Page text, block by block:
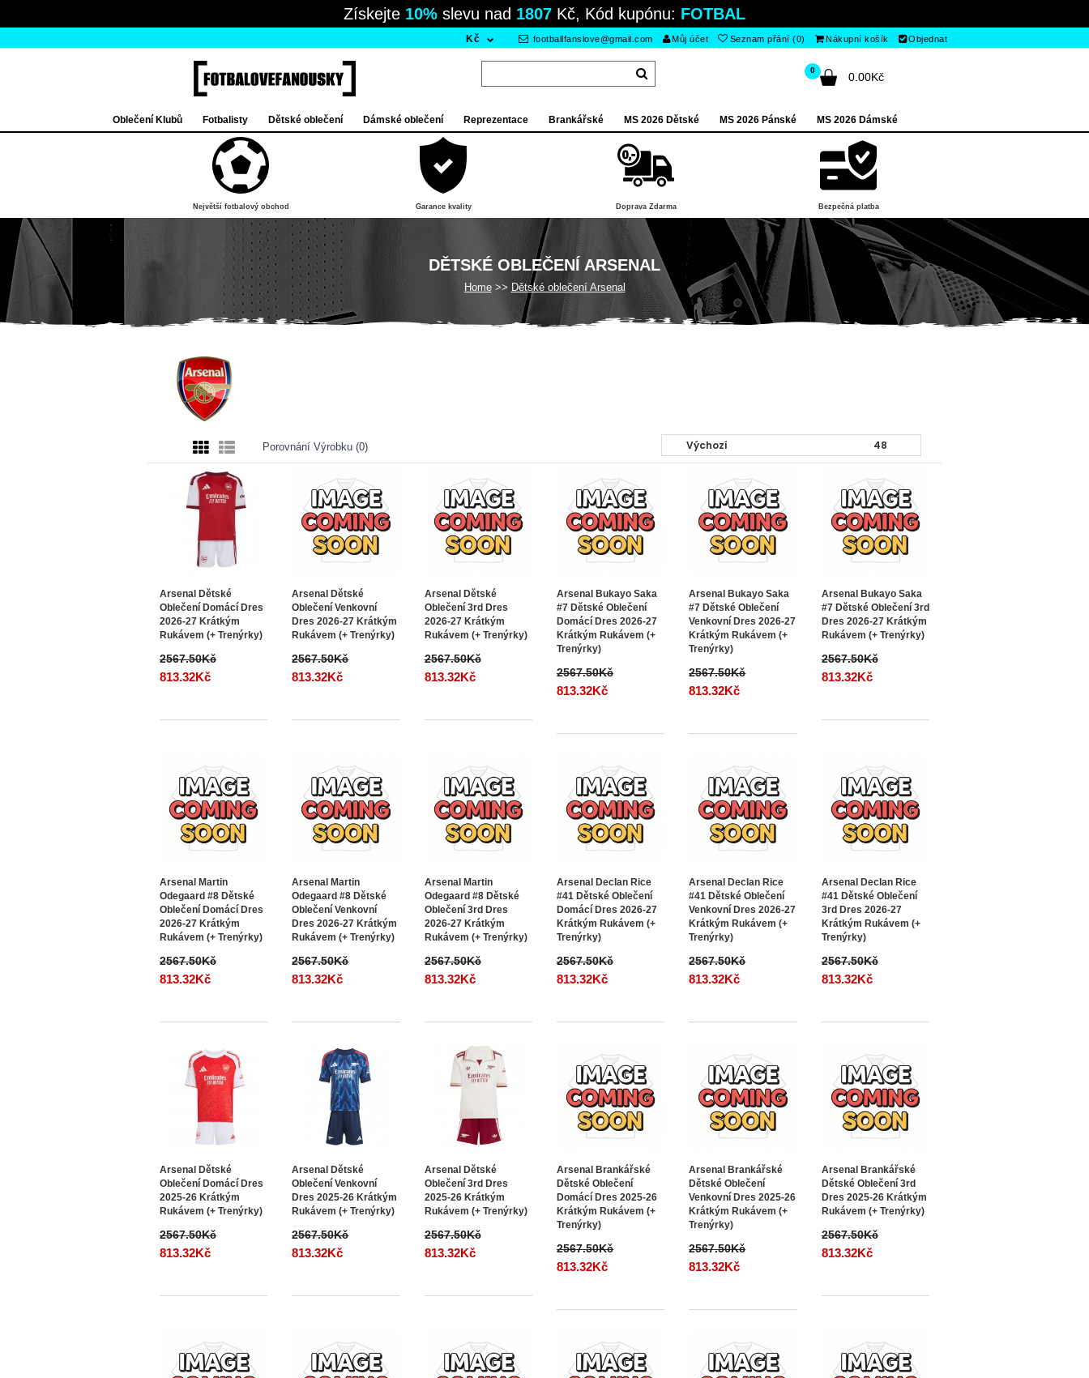
Získejte 10% slevu nad 1807 Kč, Kód kupónu: FOTBAL
Kč footballfanslove@gmail.com Můj účet Seznam přání (0) Nákupní košík Objednat
0
0.00Kč
Oblečení Klubů Fotbalisty Dětské oblečení Dámské oblečení Reprezentace Brankářské MS 2026 Dětské MS 2026 Pánské MS 2026 Dámské
Největší fotbalový obchod Garance kvality Doprava Zdarma Bezpečná platba
DĚTSKÉ OBLEČENÍ ARSENAL
Home Dětské oblečení Arsenal
Porovnání Výrobku (0)
Arsenal Dětské
Oblečení Domácí Dres
2026-27 Krátkým
Rukávem (+ Trenýrky)
2567.50Kč
813.32Kč
Arsenal Dětské
Oblečení Venkovní
Dres 2026-27 Krátkým
Rukávem (+ Trenýrky)
2567.50Kč
813.32Kč
Arsenal Dětské
Oblečení 3rd Dres
2026-27 Krátkým
Rukávem (+ Trenýrky)
2567.50Kč
813.32Kč
Arsenal Bukayo Saka
#7 Dětské Oblečení
Domácí Dres 2026-27
Krátkým Rukávem (+
Trenýrky)
2567.50Kč
813.32Kč
Arsenal Bukayo Saka
#7 Dětské Oblečení
Venkovní Dres 2026-27
Krátkým Rukávem (+
Trenýrky)
2567.50Kč
813.32Kč
Arsenal Bukayo Saka
#7 Dětské Oblečení 3rd
Dres 2026-27 Krátkým
Rukávem (+ Trenýrky)
2567.50Kč
813.32Kč
Arsenal Martin
Odegaard #8 Dětské
Oblečení Domácí Dres
2026-27 Krátkým
Rukávem (+ Trenýrky)
2567.50Kč
813.32Kč
Arsenal Martin
Odegaard #8 Dětské
Oblečení Venkovní
Dres 2026-27 Krátkým
Rukávem (+ Trenýrky)
2567.50Kč
813.32Kč
Arsenal Martin
Odegaard #8 Dětské
Oblečení 3rd Dres
2026-27 Krátkým
Rukávem (+ Trenýrky)
2567.50Kč
813.32Kč
Arsenal Declan Rice
#41 Dětské Oblečení
Domácí Dres 2026-27
Krátkým Rukávem (+
Trenýrky)
2567.50Kč
813.32Kč
Arsenal Declan Rice
#41 Dětské Oblečení
Venkovní Dres 2026-27
Krátkým Rukávem (+
Trenýrky)
2567.50Kč
813.32Kč
Arsenal Declan Rice
#41 Dětské Oblečení
3rd Dres 2026-27
Krátkým Rukávem (+
Trenýrky)
2567.50Kč
813.32Kč
Arsenal Dětské
Oblečení Domácí Dres
2025-26 Krátkým
Rukávem (+ Trenýrky)
2567.50Kč
813.32Kč
Arsenal Dětské
Oblečení Venkovní
Dres 2025-26 Krátkým
Rukávem (+ Trenýrky)
2567.50Kč
813.32Kč
Arsenal Dětské
Oblečení 3rd Dres
2025-26 Krátkým
Rukávem (+ Trenýrky)
2567.50Kč
813.32Kč
Arsenal Brankářské
Dětské Oblečení
Domácí Dres 2025-26
Krátkým Rukávem (+
Trenýrky)
2567.50Kč
813.32Kč
Arsenal Brankářské
Dětské Oblečení
Venkovní Dres 2025-26
Krátkým Rukávem (+
Trenýrky)
2567.50Kč
813.32Kč
Arsenal Brankářské
Dětské Oblečení 3rd
Dres 2025-26 Krátkým
Rukávem (+ Trenýrky)
2567.50Kč
813.32Kč